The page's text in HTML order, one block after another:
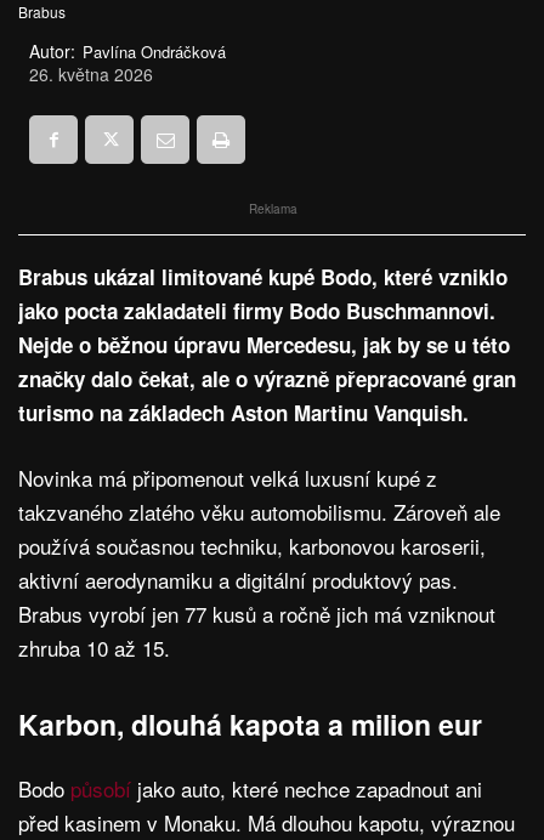
Brabus
Autor: Pavlína Ondráčková
26. května 2026
Reklama
Brabus ukázal limitované kupé Bodo, které vzniklo
jako pocta zakladateli firmy Bodo Buschmannovi.
Nejde o běžnou úpravu Mercedesu, jak by se u této
značky dalo čekat, ale o výrazně přepracované gran
turismo na základech Aston Martinu Vanquish.
Novinka má připomenout velká luxusní kupé z
takzvaného zlatého věku automobilismu. Zároveň ale
používá současnou techniku, karbonovou karoserii,
aktivní aerodynamiku a digitální produktový pas.
Brabus vyrobí jen 77 kusů a ročně jich má vzniknout
zhruba 10 až 15.
Karbon, dlouhá kapota a milion eur
Bodo působí jako auto, které nechce zapadnout ani
před kasinem v Monaku. Má dlouhou kapotu, výraznou